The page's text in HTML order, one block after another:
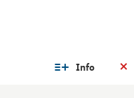
Info